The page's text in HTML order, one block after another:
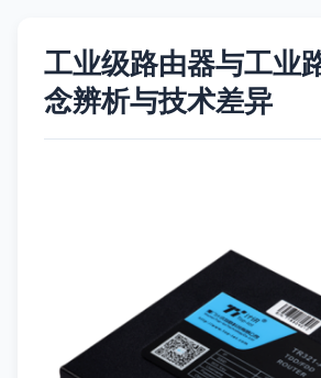
工业级路由器与工业
念辨析与技术差异